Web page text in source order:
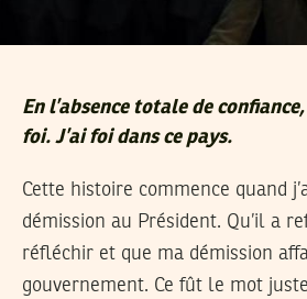
En l’absence totale de
foi. J’ai foi dans ce pays.
Cette histoire commence quand
démission au Président. Qu’il a
réfléchir et que ma démission
gouvernement. Ce fût le mot